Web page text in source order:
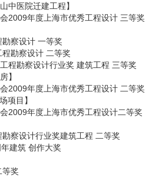
中医院迁建工程】
2009年度上海市优秀工程设计 三等奖
察设计 一等奖
勘察设计 二等奖
程勘察设计行业奖 建筑工程 三等奖
】
2009年度上海市优秀工程设计 二等奖
项目】
2009年度上海市优秀工程设计二等奖
察设计行业奖建筑工程 二等奖
建筑 创作大奖
等奖